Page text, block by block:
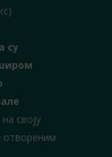
су
своју
отвореним